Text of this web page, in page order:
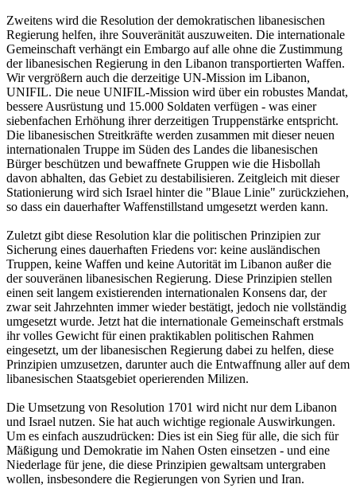
Zweitens wird die Resolution der demokratischen libanesischen
Regierung helfen, ihre Souveränität auszuweiten. Die internationale
Gemeinschaft verhängt ein Embargo auf alle ohne die Zustimmung
der libanesischen Regierung in den Libanon transportierten Waffen.
Wir vergrößern auch die derzeitige UN-Mission im Libanon,
UNIFIL. Die neue UNIFIL-Mission wird über ein robustes Mandat,
bessere Ausrüstung und 15.000 Soldaten verfügen - was einer
siebenfachen Erhöhung ihrer derzeitigen Truppenstärke entspricht.
Die libanesischen Streitkräfte werden zusammen mit dieser neuen
internationalen Truppe im Süden des Landes die libanesischen
Bürger beschützen und bewaffnete Gruppen wie die Hisbollah
davon abhalten, das Gebiet zu destabilisieren. Zeitgleich mit dieser
Stationierung wird sich Israel hinter die "Blaue Linie" zurückziehen,
so dass ein dauerhafter Waffenstillstand umgesetzt werden kann.
Zuletzt gibt diese Resolution klar die politischen Prinzipien zur
Sicherung eines dauerhaften Friedens vor: keine ausländischen
Truppen, keine Waffen und keine Autorität im Libanon außer die
der souveränen libanesischen Regierung. Diese Prinzipien stellen
einen seit langem existierenden internationalen Konsens dar, der
zwar seit Jahrzehnten immer wieder bestätigt, jedoch nie vollständig
umgesetzt wurde. Jetzt hat die internationale Gemeinschaft erstmals
ihr volles Gewicht für einen praktikablen politischen Rahmen
eingesetzt, um der libanesischen Regierung dabei zu helfen, diese
Prinzipien umzusetzen, darunter auch die Entwaffnung aller auf dem
libanesischen Staatsgebiet operierenden Milizen.
Die Umsetzung von Resolution 1701 wird nicht nur dem Libanon
und Israel nutzen. Sie hat auch wichtige regionale Auswirkungen.
Um es einfach auszudrücken: Dies ist ein Sieg für alle, die sich für
Mäßigung und Demokratie im Nahen Osten einsetzen - und eine
Niederlage für jene, die diese Prinzipien gewaltsam untergraben
wollen, insbesondere die Regierungen von Syrien und Iran.